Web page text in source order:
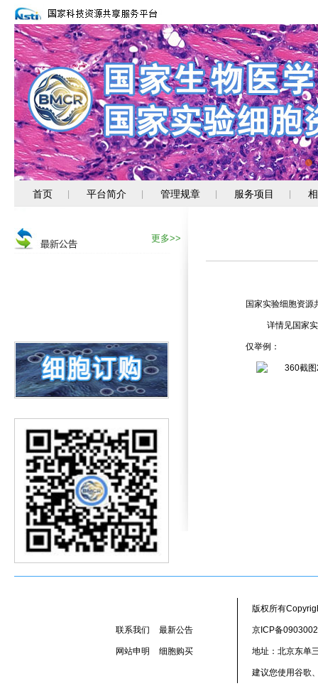
首页 平台简介 管理规章 服务项目
更多>>
关注PUMC-系列新资源
专题服务--转移性肿瘤类器官
实验细胞调查
国家实验细胞资源
详情见国家
仅举例：
联系我们 最新公告
网站申明 细胞购买
版权所有
京ICP备
地址：北京东单
建议您使用谷歌